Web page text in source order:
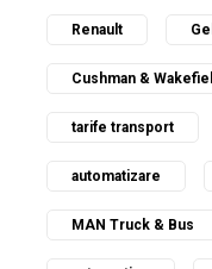
Renault
Cushman &
tarife transport
automatizare
MAN Truck & Bus